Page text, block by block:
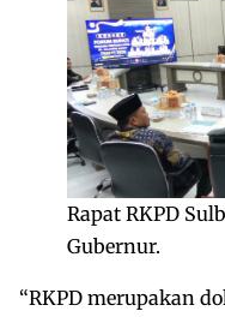
Rapat RKPD
Gubernur.
“RKPD merupakan